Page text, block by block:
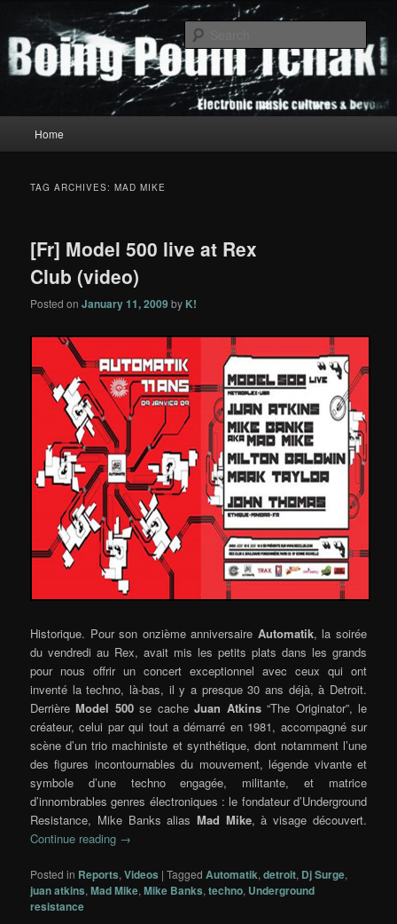
primary
content
secondary
contentBoing Poum Tchak!
Home
TAG ARCHIVES:MAD MIKE
[Fr] Model 500 live at Rex
Club (video)
Posted onJanuary 11, 2009 by K!
Historique. Pour son onzième anniversaire Automatik, la soirée
du vendredi au Rex, avait mis les petits plats dans les grands
pour nous offrir un concert exceptionnel avec ceux qui ont
inventé la techno, là-bas, il y a presque 30 ans déjà, à Detroit.
DerrièreModel 500se cacheJuan Atkins“The Originator”, le
créateur, celui par qui tout a démarré en 1981, accompagné sur
scène d’un trio machiniste et synthétique, dont notamment l’une
des figures incontournables du mouvement, légende vivante et
symbole d’une techno engagée, militante, et matrice
d’innombrables genres électroniques : le fondateur d’Underground
Resistance, Mike Banks alias Mad Mike, à visage découvert.
Continue reading →
Posted in Reports,Videos |Tagged Automatik,detroit, Dj Surge,
juan atkins,Mad Mike,Mike Banks,techno, Underground
resistance